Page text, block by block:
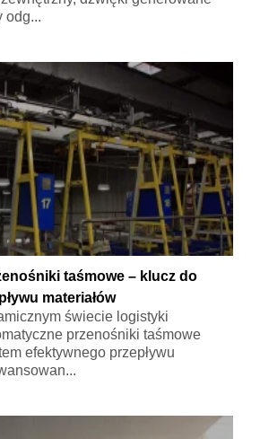
odg...
taśmowe – klucz do
materiałów
świecie logistyki
przenośniki taśmowe
efektywnego przepływu